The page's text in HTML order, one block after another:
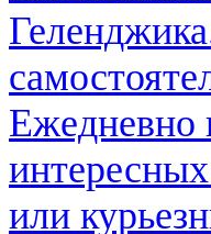
Ежедневно
или